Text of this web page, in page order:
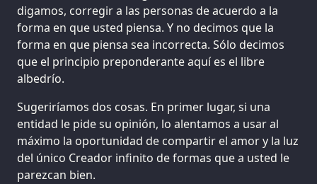
digamos, corregir a las personas de acuerdo a la
forma en que usted piensa. Y no decimos que la
forma en que piensa sea incorrecta. Sólo decimos
que el principio preponderante aquí es el libre
albedrío.
Sugeriríamos dos cosas. En primer lugar, si una
entidad le pide su opinión, lo alentamos a usar al
máximo la oportunidad de compartir el amor y la luz
del único Creador infinito de formas que a usted le
parezcan bien.